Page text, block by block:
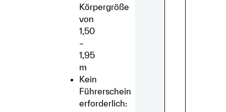
Körpergröße
von
1,50
–
1,95
m
Kein
Führerschein
erforderlich: